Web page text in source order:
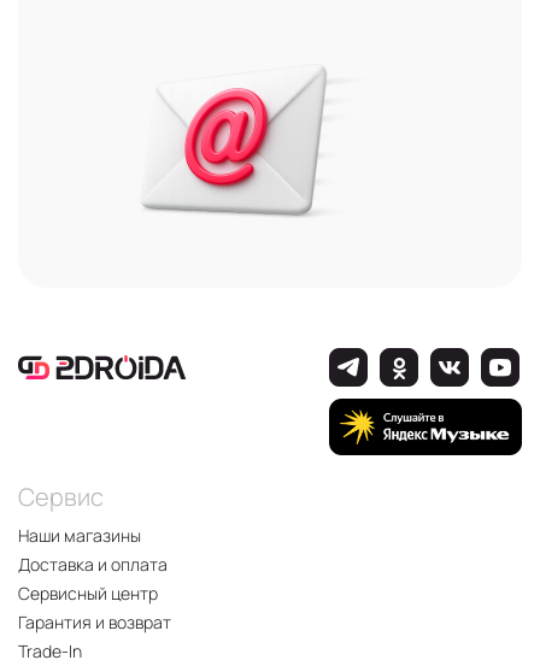
Сервис
Наши магазины
Доставка и оплата
Сервисный центр
Гарантия и возврат
Trade-In